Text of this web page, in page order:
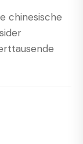
chinesische